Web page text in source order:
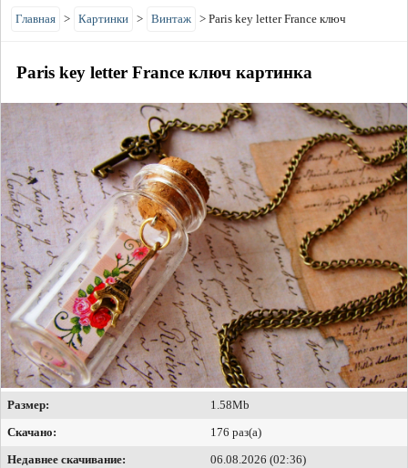
Главная > Картинки > Винтаж > Paris key letter France ключ
Paris key letter France ключ картинка
Размер:
1.58Mb
Скачано:
176 раз(а)
Недавнее скачивание:
06.08.2026 (02:36)